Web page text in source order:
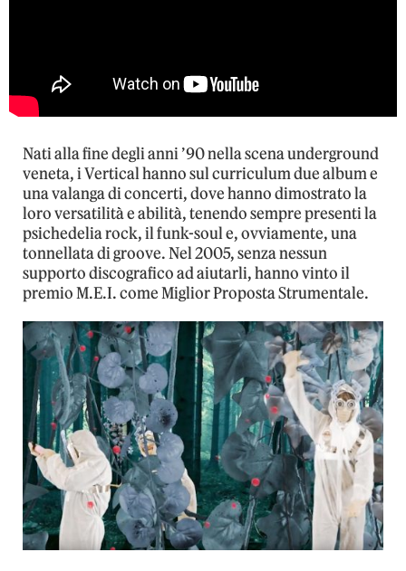
Nati alla fine degli anni ’90 nella scena underground
veneta, i Vertical hanno sul curriculum due album e
una valanga di concerti, dove hanno dimostrato la
loro versatilità e abilità, tenendo sempre presenti la
psichedelia rock, il funk-soul e, ovviamente, una
tonnellata di groove. Nel 2005, senza nessun
supporto discografico ad aiutarli, hanno vinto il
premio M.E.I. come Miglior Proposta Strumentale.